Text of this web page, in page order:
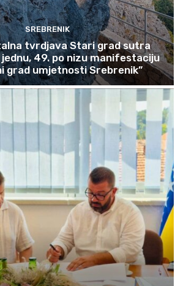
SREBRENIK
tvrdjava Stari grad sutra
49. po nizu manifestaciju
grad umjetnosti Srebrenik”